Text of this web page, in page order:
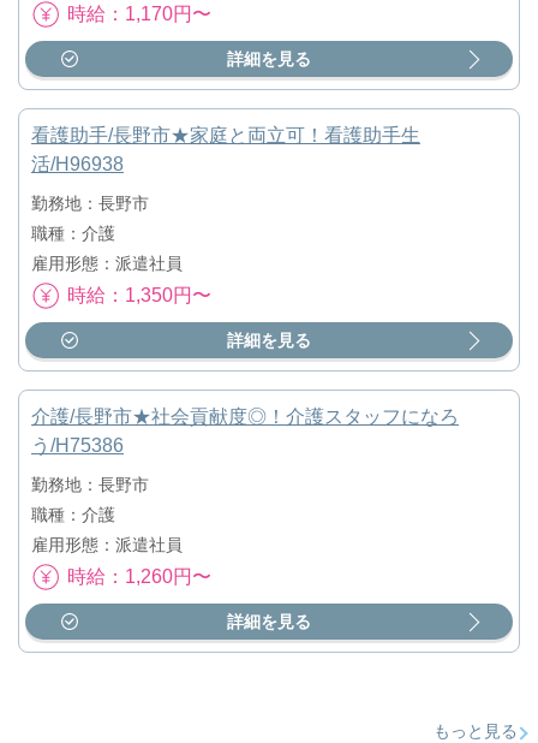
時給：1,170円〜
詳細を見る
看護助手/長野市★家庭と両立可！看護助手生
活/H96938
勤務地：長野市
職種：介護
雇用形態：派遣社員
時給：1,350円〜
詳細を見る
介護/長野市★社会貢献度◎！介護スタッフになろ
う/H75386
勤務地：長野市
職種：介護
雇用形態：派遣社員
時給：1,260円〜
詳細を見る
もっと見る